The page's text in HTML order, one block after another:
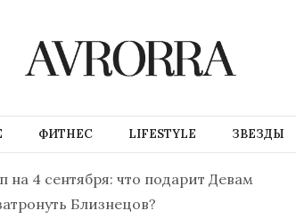
ФИТНЕС LIFESTYLE ЗВЕЗДЫ
на 4 сентября: что подарит Девам
Близнецов?